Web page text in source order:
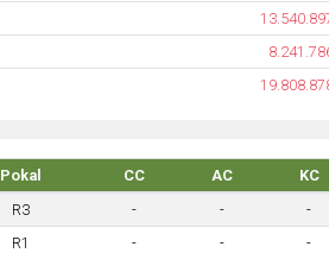
Pokal CC AC
KC
R3 - -
-
R1 - -
-